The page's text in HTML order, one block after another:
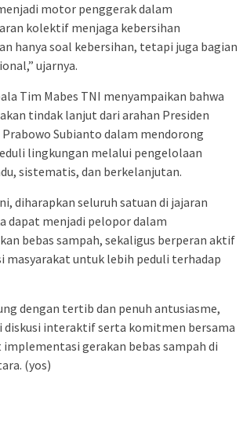
motor penggerak dalam
kolektif menjaga kebersihan
hanya soal kebersihan, tetapi juga bagian
ujarnya.
Tim Mabes TNI menyampaikan bahwa
tindak lanjut dari arahan Presiden
Subianto dalam mendorong
lingkungan melalui pengelolaan
sistematis, dan berkelanjutan.
diharapkan seluruh satuan di jajaran
dapat menjadi pelopor dalam
bebas sampah, sekaligus berperan aktif
masyarakat untuk lebih peduli terhadap
dengan tertib dan penuh antusiasme,
diskusi interaktif serta komitmen bersama
gerakan bebas sampah di
(yos)